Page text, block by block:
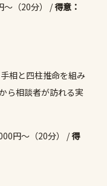
〜（20分） /得意：
相と四柱推命を組み
ら相談者が訪れる実
円〜（20分） /得